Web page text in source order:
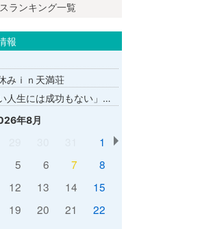
ランキング一覧
報
みｉｎ天満荘
功もない」講師：ＧＧ佐藤さん
年8月
1
5 6 7
8
12 13 14
15
19 20 21
22